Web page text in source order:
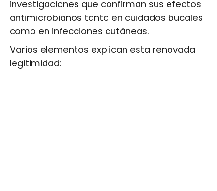
investigaciones que confirman sus efectos
antimicrobianos tanto en cuidados bucales
como en infecciones cutáneas.
Varios elementos explican esta renovada
legitimidad: